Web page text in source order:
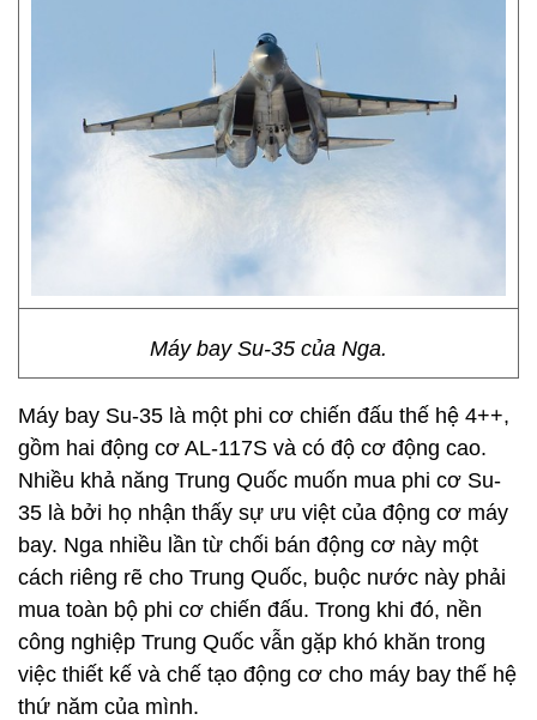
Máy bay Su-35 của Nga.
Máy bay Su-35 là một phi cơ chiến đấu thế hệ 4++,
gồm hai động cơ AL-117S và có độ cơ động cao.
Nhiều khả năng Trung Quốc muốn mua phi cơ Su-
35 là bởi họ nhận thấy sự ưu việt của động cơ máy
bay. Nga nhiều lần từ chối bán động cơ này một
cách riêng rẽ cho Trung Quốc, buộc nước này phải
mua toàn bộ phi cơ chiến đấu. Trong khi đó, nền
công nghiệp Trung Quốc vẫn gặp khó khăn trong
việc thiết kế và chế tạo động cơ cho máy bay thế hệ
thứ năm của mình.